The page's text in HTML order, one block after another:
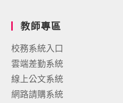
教師專區
校務系統入口
雲端差勤系統
線上公文系統
網路請購系統